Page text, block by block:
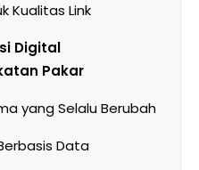
Kualitas Link
Digital
Pakar
yang Selalu Berubah
Data